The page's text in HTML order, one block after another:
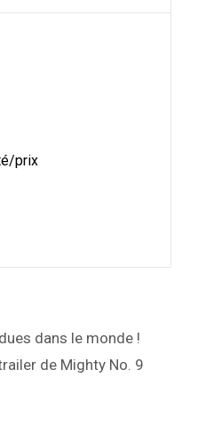
prix
dans le monde !
de Mighty No. 9